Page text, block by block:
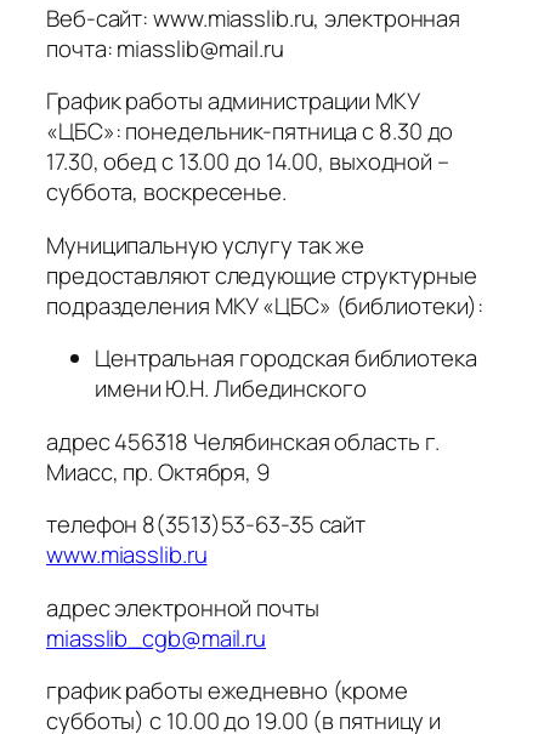
Веб-сайт: www.miasslib.ru, электронная
почта: miasslib@mail.ru
График работы администрации МКУ
«ЦБС»: понедельник-пятница с 8.30 до
17.30, обед с 13.00 до 14.00, выходной –
суббота, воскресенье.
Муниципальную услугу так же
предоставляют следующие структурные
подразделения МКУ «ЦБС» (библиотеки):
Центральная городская библиотека
имени Ю.Н. Либединского
адрес 456318 Челябинская область г.
Миасс, пр. Октября, 9
телефон 8(3513)53-63-35 сайт
www.miasslib.ru
адрес электронной почты
miasslib_cgb@mail.ru
график работы ежедневно (кроме
субботы) с 10.00 до 19.00 (в пятницу и